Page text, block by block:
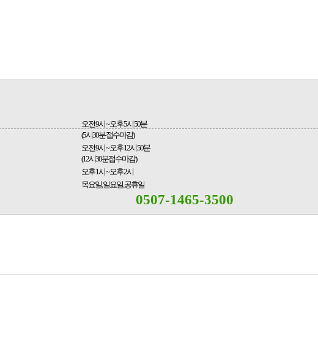
오전 9시 ~ 오후 5시 50분
(5시30분 접수마감)
오전 9시 ~ 오후 12시 50분
(12시30분접수마감)
오후 1시 ~ 오후 2시
목요일, 일요일, 공휴일
0507-1465-3500